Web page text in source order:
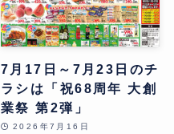
7月17日～7月23日のチ
ラシは「祝68周年 大創
業祭 第2弾」
2026年7月16日